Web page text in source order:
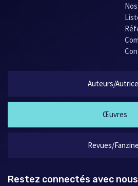
Auteurs/
Œuvres
Revues/
Restez connectés avec nous